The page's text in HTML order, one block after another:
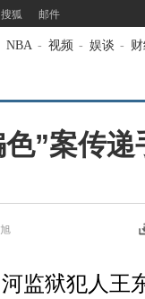
狐 邮件
NBA - 视频 - 娱谈 -
”案传
狱犯人王